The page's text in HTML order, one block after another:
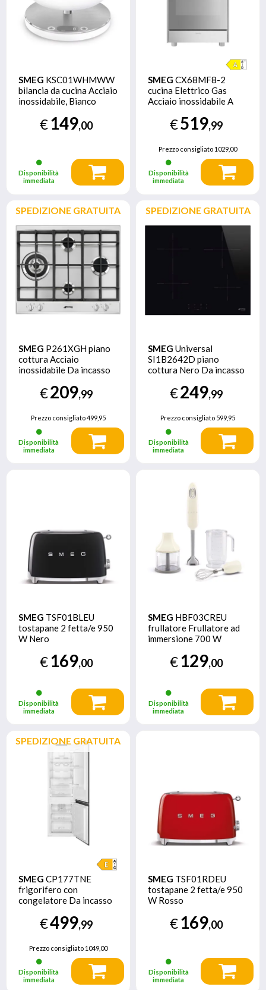
SMEG KSC01WHMWW
bilancia da cucina Acciaio
inossidabile, Bianco
Bilancia da cucina
elettronica
€149,00
Disponibilità
immediata
SMEG CX68MF8-2
cucina Elettrico Gas
Acciaio inossidabile A
€519,99
Prezzo consigliato 1029,00
Disponibilità
immediata
SPEDIZIONE GRATUITA
SMEG P261XGH piano
cottura Acciaio
inossidabile Da incasso
€209,99
Prezzo consigliato499,95
Disponibilità
immediata
SPEDIZIONE GRATUITA
SMEG Universal
SI1B2642D piano
cottura Nero Da incasso
induzione 4 Fornello(i)
€249,99
Prezzo consigliato 599,95
Disponibilità
immediata
SMEG TSF01BLEU
tostapane 2 fetta/e 950
W Nero
€169,00
Disponibilità
immediata
SMEG HBF03CREU
frullatore Frullatore ad
immersione 700 W
€129,00
Disponibilità
immediata
SPEDIZIONE GRATUITA
SMEG CP177TNE
frigorifero con
congelatore Da incasso
€499,99
Prezzo consigliato1049,00
Disponibilità
immediata
SMEG TSF01RDEU
tostapane 2 fetta/e 950
W Rosso
€169,00
Disponibilità
immediata